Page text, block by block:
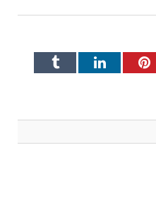
Pinterest
LinkedIn
Tumblr